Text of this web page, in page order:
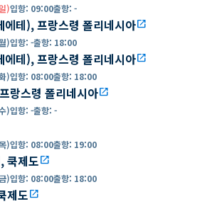
)입항: 09:00출항: -
에테), 프랑스령 폴리네시아open_in_new
)입항: -출항: 18:00
에테), 프랑스령 폴리네시아open_in_new
)입항: 08:00출항: 18:00
랑스령 폴리네시아open_in_new
)입항: -출항: -
)입항: 08:00출항: 19:00
쿡제도open_in_new
)입항: 08:00출항: 18:00
제도open_in_new